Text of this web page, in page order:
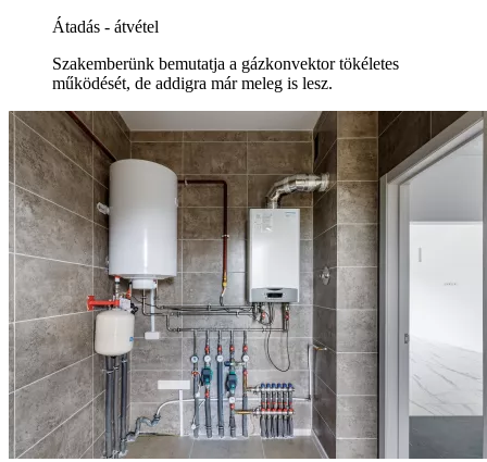
Átadás - átvétel
Szakemberünk bemutatja a gázkonvektor tökéletes
működését, de addigra már meleg is lesz.